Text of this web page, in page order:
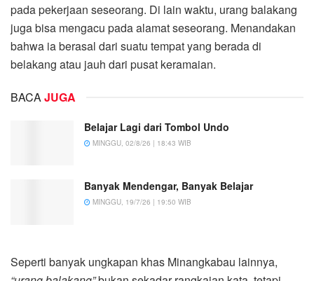
pada pekerjaan seseorang. Di lain waktu, urang balakang
juga bisa mengacu pada alamat seseorang. Menandakan
bahwa ia berasal dari suatu tempat yang berada di
belakang atau jauh dari pusat keramaian.
BACAJUGA
Belajar Lagi dari Tombol Undo
MINGGU, 02/8/26 | 18:43 WIB
Banyak Mendengar, Banyak Belajar
MINGGU, 19/7/26 | 19:50 WIB
Seperti banyak ungkapan khas Minangkabau lainnya,